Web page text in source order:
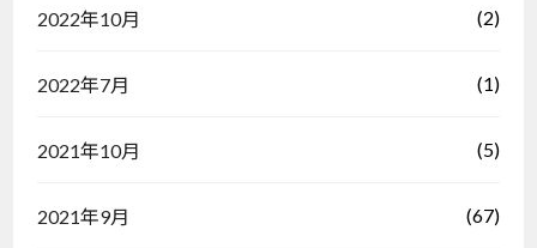
2022年10月 (2)
2022年7月 (1)
2021年10月 (5)
2021年9月 (67)